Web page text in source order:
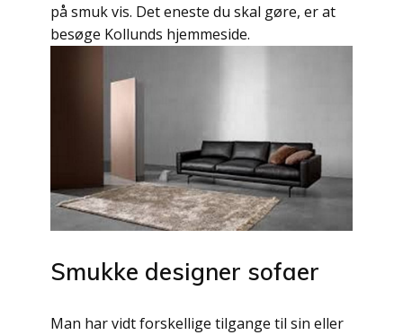
på smuk vis. Det eneste du skal gøre, er at
besøge Kollunds hjemmeside.
Smukke designer sofaer
Man har vidt forskellige tilgange til sin eller